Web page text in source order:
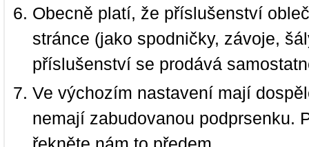
Obecně platí, že příslušenství
stránce (jako spodničky, závoje,
příslušenství se prodává
Ve výchozím nastavení mají
nemají zabudovanou podprsenku.